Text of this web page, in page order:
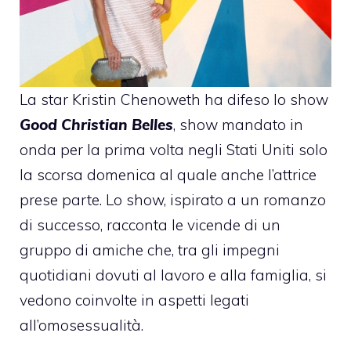
La star Kristin Chenoweth ha difeso lo show
Good Christian Belles, show mandato in
onda per la prima volta negli Stati Uniti solo
la scorsa domenica al quale anche l’attrice
prese parte. Lo show, ispirato a un romanzo
di successo, racconta le vicende di un
gruppo di amiche che, tra gli impegni
quotidiani dovuti al lavoro e alla famiglia, si
vedono coinvolte in aspetti legati
all’omosessualità.